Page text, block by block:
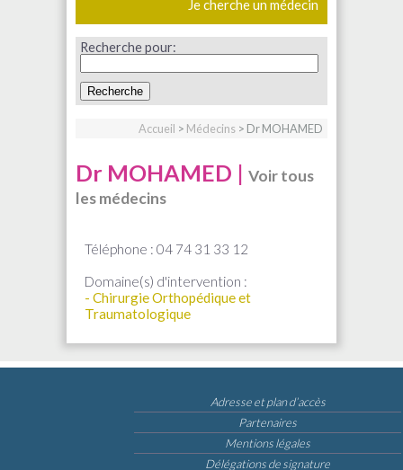
Je cherche un médecin
Recherche pour:
Accueil > Médecins > Dr MOHAMED
Dr MOHAMED | Voir tous
les médecins
Téléphone : 04 74 31 33 12
Domaine(s) d'intervention :
- Chirurgie Orthopédique et
Traumatologique
Adresse et plan d’accès
Partenaires
Mentions légales
Délégations de signature